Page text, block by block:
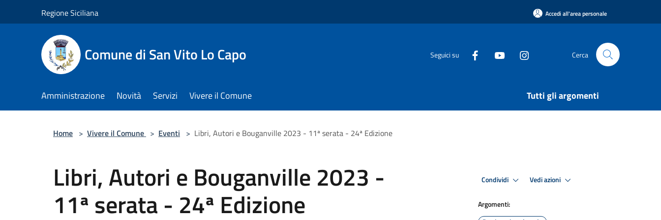
Regione Siciliana Accedi all'area personale
Comune di San Vito Lo Capo Seguici su Cerca
Amministrazione Novità Servizi Vivere il Comune Tutti gli argomenti
Home > Vivere il Comune > Eventi > Libri, Autori e Bouganville 2023 - 11ª serata - 24ª Edizione
Libri, Autori e Bouganville 2023 -
11ª serata - 24ª Edizione
Condividi Vedi azioni
Argomenti: